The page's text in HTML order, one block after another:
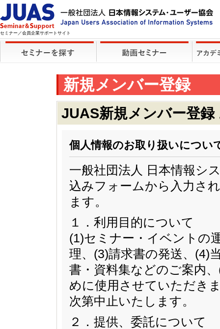
セミナー／会員企業サポートサイト
新規メンバー登録
JUAS新規メンバー登
個人情報のお取り扱いについ
一般社団法人 日本情報シ
込みフォームから入力さ
ます。
１．利用目的について
(1)セミナー・イベントの
理、(3)請求書の発送、(4)
書・資料集などのご案内
めに使用させていただき
次第中止いたします。
２．提供、委託について